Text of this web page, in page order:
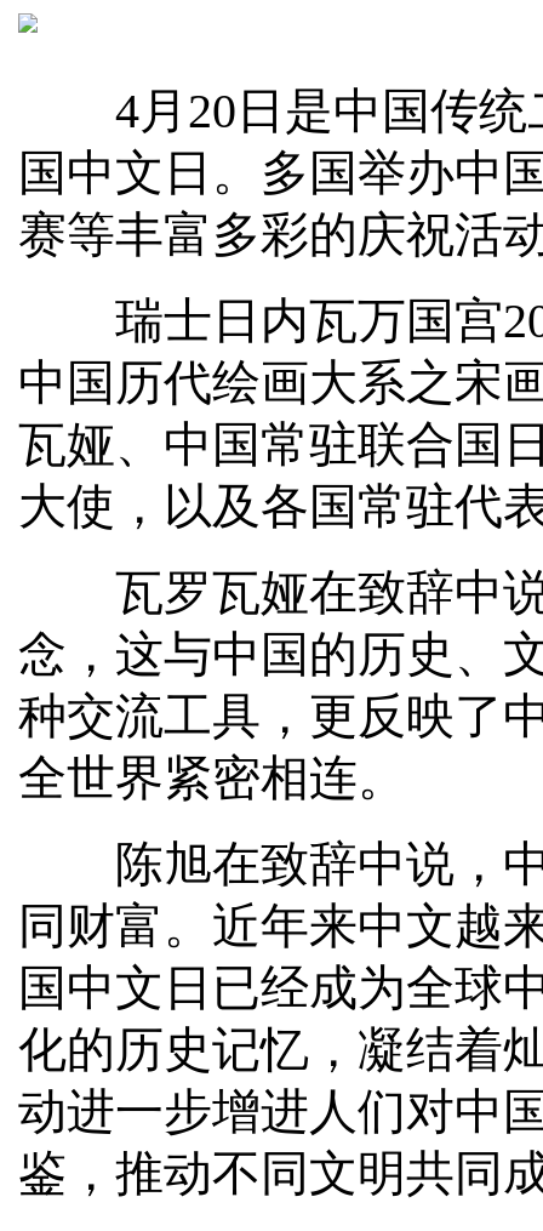
4月20日是中国传统
国中文日。多国举办中
赛等丰富多彩的庆祝活
瑞士日内瓦万国宫
中国历代绘画大系之宋
瓦娅、中国常驻联合国
大使，以及各国常驻代
瓦罗瓦娅在致辞中说
念，这与中国的历史、
种交流工具，更反映了
全世界紧密相连。
陈旭在致辞中说，中
同财富。近年来中文越
国中文日已经成为全球
化的历史记忆，凝结着
动进一步增进人们对中
鉴，推动不同文明共同